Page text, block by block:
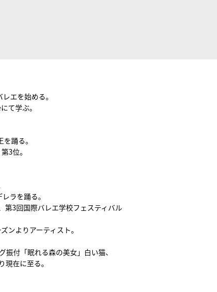
エを始める。
て学ぶ。
踊る。
3位。
ラを踊る。
3回国際バレエ学校フェスティバル
ンよりアーティスト。
付「眠れる森の美女」白い猫、
現在に至る。